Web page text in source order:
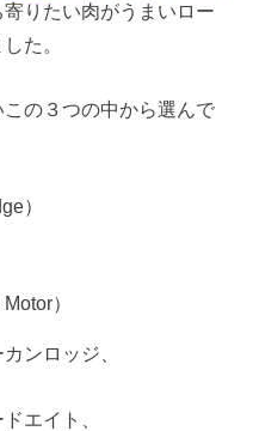
りたい肉がうまいロー
た。
の３つの中から選んで
）
）
ンロッジ、
エイト、